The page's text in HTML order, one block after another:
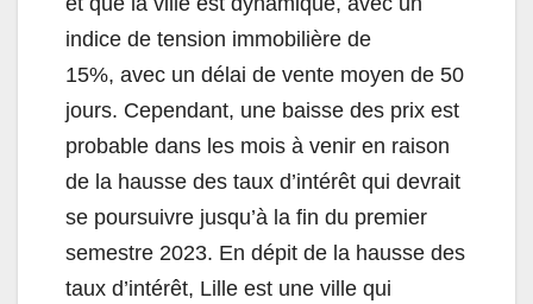
indice de tension immobilière de
15%, avec un délai de vente moyen de 50
jours. Cependant, une baisse des prix est
probable dans les mois à venir en raison
de la hausse des taux d’intérêt qui devrait
se poursuivre jusqu’à la fin du premier
semestre 2023. En dépit de la hausse des
taux d’intérêt, Lille est une ville qui